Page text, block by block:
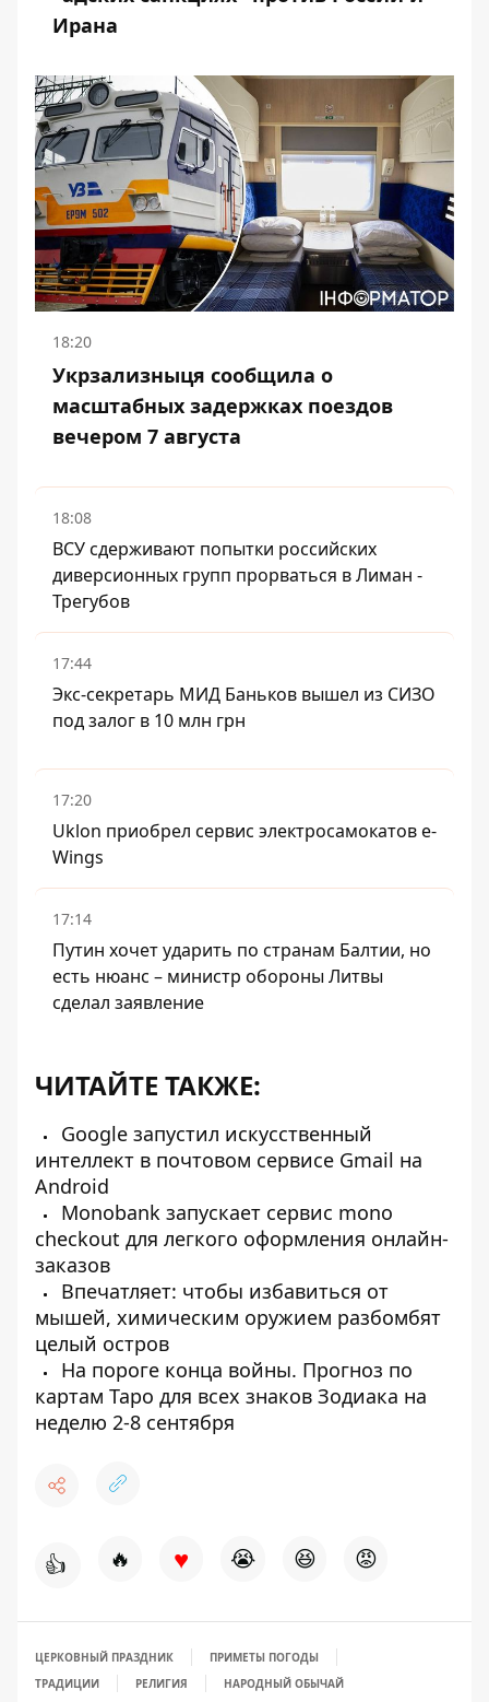
Ирана
18:20
Укрзализныця сообщила о
масштабных задержках поездов
вечером 7 августа
18:08
ВСУ сдерживают попытки российских
диверсионных групп прорваться в Лиман -
Трегубов
17:44
Экс-секретарь МИД Баньков вышел из СИЗО
под залог в 10 млн грн
17:20
Uklon приобрел сервис электросамокатов e-
Wings
17:14
Путин хочет ударить по странам Балтии, но
есть нюанс – министр обороны Литвы
сделал заявление
ЧИТАЙТЕ ТАКЖЕ:
Google запустил искусственный
интеллект в почтовом сервисе Gmail на
Android
Monobank запускает сервис mono
checkout для легкого оформления онлайн-
заказов
Впечатляет: чтобы избавиться от
мышей, химическим оружием разбомбят
целый остров
На пороге конца войны. Прогноз по
картам Таро для всех знаков Зодиака на
неделю 2-8 сентября
👍 🔥 ♥ 😭 😆 😡
ЦЕРКОВНЫЙ ПРАЗДНИК
ПРИМЕТЫ ПОГОДЫ
ТРАДИЦИИ
РЕЛИГИЯ НАРОДНЫЙ ОБЫЧАЙ